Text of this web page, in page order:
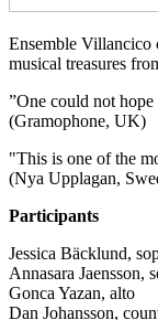
Ensemble Villancico
musical treasures
”One could not
(Gramophone, UK)
"This is one of the
(Nya Upplagan,
Participants
Jessica Bäcklund,
Annasara Jaensson,
Gonca Yazan, alto
Dan Johansson,